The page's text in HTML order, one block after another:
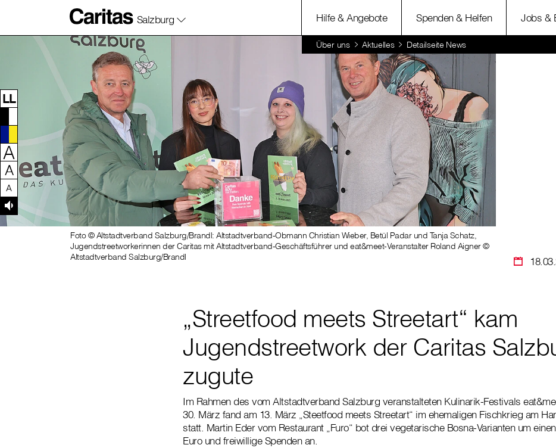
Zum Inhalt dieser Seite
Zur Navigation
Zum Footer dieser Seite
Salzburg Hilfe & Angebote Spenden & Helfen Jobs &
Über uns Aktuelles Detailseite News
LL
A
A
A
Foto © Altstadtverband Salzburg/Brandl: Altstadtverband-Obmann Christian Wieber, Betül Padar und Tanja Schatz,
Jugendstreetworkerinnen der Caritas mit Altstadtverband-Geschäftsführer und eat&meet-Veranstalter Roland Aigner ©
Altstadtverband Salzburg/Brandl
„Streetfood meets Streetart“ kam
Jugendstreetwork der Caritas
zugute
Im Rahmen des vom Altstadtverband Salzburg veranstalteten Kulinarik-Festivals
30. März fand am 13. März „Steetfood meets Streetart“ im ehemaligen Fischkrieg am
statt. Martin Eder vom Restaurant „Furo“ bot drei vegetarische Bosna-Varianten um
Euro und freiwillige Spenden an.